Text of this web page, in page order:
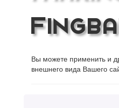
Вы можете применить и
внешнего вида Вашего